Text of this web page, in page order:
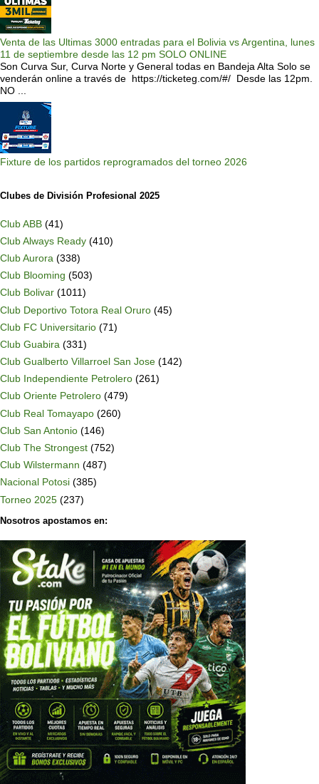
Venta de las Ultimas 3000 entradas para el Bolivia vs Argentina, lunes
11 de septiembre desde las 12 pm SOLO ONLINE
Son Curva Sur, Curva Norte y General todas en Bandeja Alta Solo se
venderán online a través de https://ticketeg.com/#/ Desde las 12pm.
NO ...
Fixture de los partidos reprogramados del torneo 2026
Clubes de División Profesional 2025
Club ABB (41)
Club Always Ready (410)
Club Aurora (338)
Club Blooming (503)
Club Bolivar (1011)
Club Deportivo Totora Real Oruro (45)
Club FC Universitario (71)
Club Guabira (331)
Club Gualberto Villarroel San Jose (142)
Club Independiente Petrolero (261)
Club Oriente Petrolero (479)
Club Real Tomayapo (260)
Club San Antonio (146)
Club The Strongest (752)
Club Wilstermann (487)
Nacional Potosi (385)
Torneo 2025 (237)
Nosotros apostamos en: